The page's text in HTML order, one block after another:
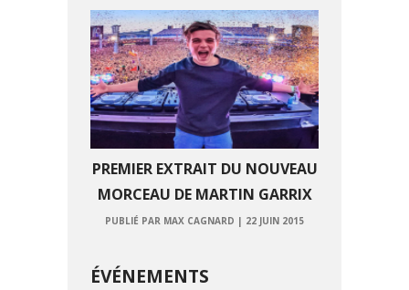
PREMIER EXTRAIT DU NOUVEAU
MORCEAU DE MARTIN GARRIX
PUBLIÉ PAR MAX CAGNARD | 22 JUIN 2015
ÉVÉNEMENTS